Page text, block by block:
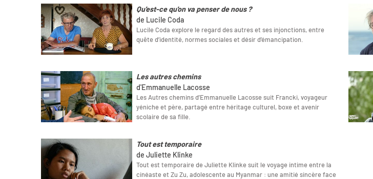
Qu'est-ce qu'on va penser de nous ?
de Lucile Coda
Lucile Coda explore le regard des autres et ses injonctions, entre
quête d’identité, normes sociales et désir d’émancipation.
Les autres chemins
d'Emmanuelle Lacosse
Les Autres chemins d’Emmanuelle Lacosse suit Francki, voyageur
yéniche et père, partagé entre héritage culturel, boxe et avenir
scolaire de sa fille.
Tout est temporaire
de Juliette Klinke
Tout est temporaire de Juliette Klinke suit le voyage intime entre la
cinéaste et Zu Zu, adolescente au Myanmar : une amitié sincère face